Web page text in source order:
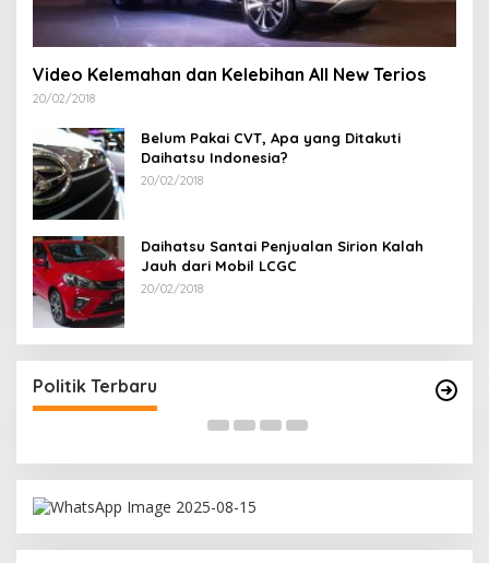
Video Kelemahan dan Kelebihan All New Terios
20/02/2018
Belum Pakai CVT, Apa yang Ditakuti
Daihatsu Indonesia?
20/02/2018
Daihatsu Santai Penjualan Sirion Kalah
Jauh dari Mobil LCGC
20/02/2018
Politik Terbaru
Besar Bangkitkan Golkar Bangka Selatan
Di Bangka Selatan, Politik